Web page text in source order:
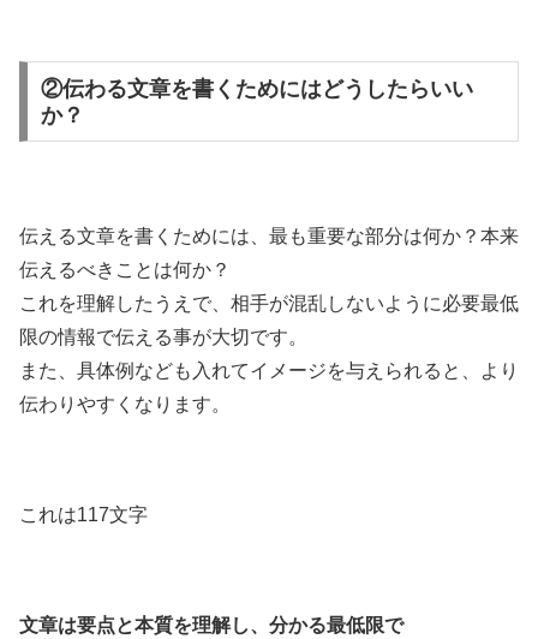
②伝わる文章を書くためにはどうしたらいい
か？
伝える文章を書くためには、最も重要な部分は何か？本来
伝えるべきことは何か？
これを理解したうえで、相手が混乱しないように必要最低
限の情報で伝える事が大切です。
また、具体例なども入れてイメージを与えられると、より
伝わりやすくなります。
これは117文字
文章は要点と本質を理解し、分かる最低限で